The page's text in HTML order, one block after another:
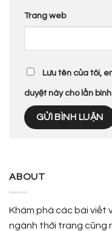
Trang web
Lưu tên của tôi,
duyệt này cho lần
ABOUT
Khám phá các bài viết
ngành thời trang cũng